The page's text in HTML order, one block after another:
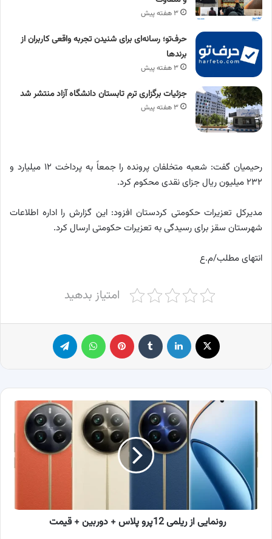
۳ هفته پیش
حرف‌تو؛ رسانه‌ای برای شنیدن تجربه واقعی کاربران از
برندها
۳ هفته پیش
جزئیات برگزاری ترم تابستان دانشگاه آزاد منتشر شد
۳ هفته پیش
رحیمیان گفت: شعبه متخلفان پرونده را جمعاً به پرداخت ۱۲ میلیارد و
۲۳۲ میلیون ریال جزای نقدی محکوم کرد.
مدیرکل تعزیرات حکومتی کردستان افزود: این گزارش را اداره اطلاعات
شهرستان سقز برای رسیدگی به تعزیرات حکومتی ارسال کرد.
انتهای مطلب/م.ع
امتیاز بدهید
لینکدین ‫تامبلر پینترست
رونمایی
ریلمی
12پرو
پلاس
دوربین
قیمت
رونمایی از ریلمی 12پرو پلاس + دوربین + قیمت